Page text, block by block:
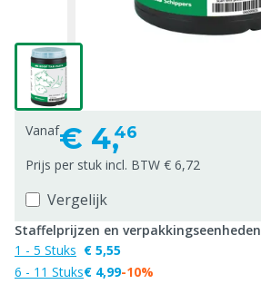
Vanaf€ 4,46
Prijs per stuk incl. BTW € 6,72
Vergelijk
Staffelprijzen en verpakkingseenheden
1 - 5 Stuks
6 - 11 Stuks
€ 5,55
€ 4,99-10%